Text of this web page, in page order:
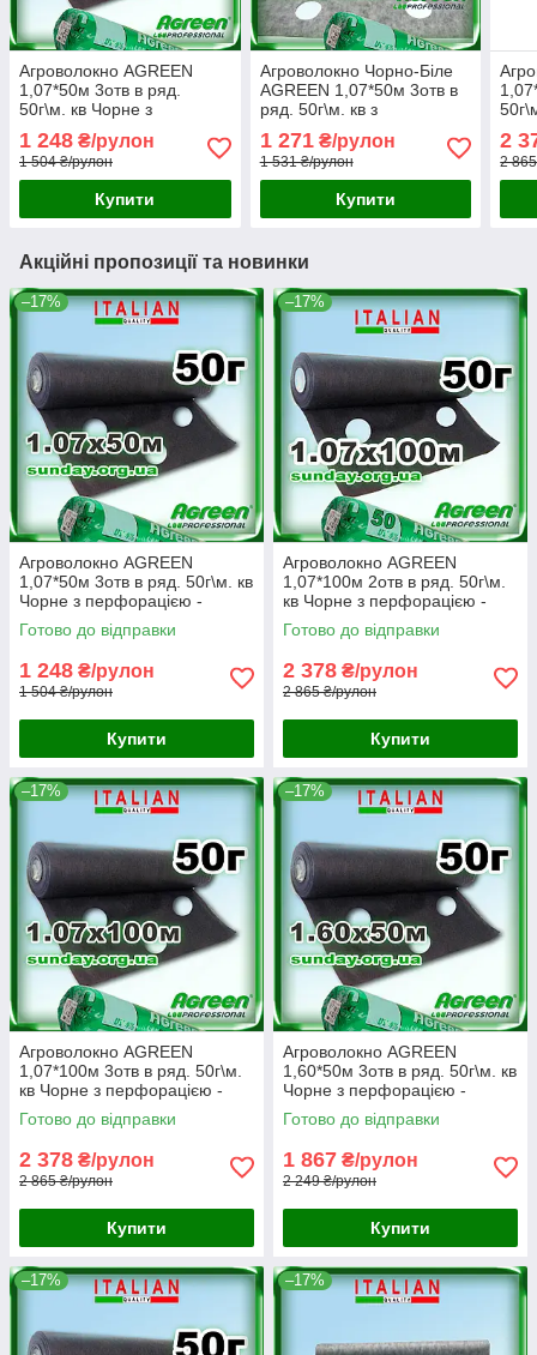
Агроволокно AGREEN
1,07*50м 3отв в ряд.
50г\м. кв Чорне з
1 248 ₴/рулон
1 504 ₴/рулон
Купити
Агроволокно Чорно-Біле
AGREEN 1,07*50м 3отв в
ряд. 50г\м. кв з
1 271₴/рулон
1 531 ₴/рулон
Купити
2
2
Акційні пропозиції та новинки
–17%
Агроволокно AGREEN
1,07*50м 3отв в ряд. 50г\м. кв
Чорне з перфорацією -
4сезона
Готово до відправки
1 248 ₴/рулон
1 504 ₴/рулон
Купити
–17%
Агроволокно AGREEN
1,07*100м 2отв в ряд. 50г\м.
кв Чорне з перфорацією -
4сезона
Готово до відправки
2 378 ₴/рулон
2 865 ₴/рулон
Купити
–17%
Агроволокно AGREEN
1,07*100м 3отв в ряд. 50г\м.
кв Чорне з перфорацією -
4сезона
Готово до відправки
2 378 ₴/рулон
2 865 ₴/рулон
Купити
–17%
Агроволокно AGREEN
1,60*50м 3отв в ряд. 50г\м. кв
Чорне з перфорацією -
4сезона
Готово до відправки
1 867 ₴/рулон
2 249 ₴/рулон
Купити
–17% –17%